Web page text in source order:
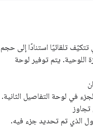
تلقائيًا استنادًا إلى حجم
اللوحية. يتم توفير لوحة
في لوحة التفاصيل الثانية.
الذي تم تحديد جزء فيه.